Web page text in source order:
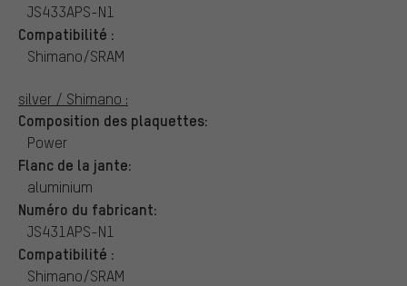
JS433APS-N1
Compatibilité :
Shimano/SRAM
silver / Shimano :
Composition des plaquettes:
Power
Flanc de la jante:
aluminium
Numéro du fabricant:
JS431APS-N1
Compatibilité :
Shimano/SRAM